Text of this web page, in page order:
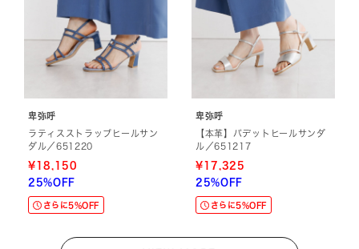
卑弥呼
ラティスストラップヒールサン
ダル／651220
¥18,150
25%OFF
さらに5%OFF
卑弥呼
【本革】パデットヒールサンダ
ル／651217
¥17,325
25%OFF
さらに5%OFF